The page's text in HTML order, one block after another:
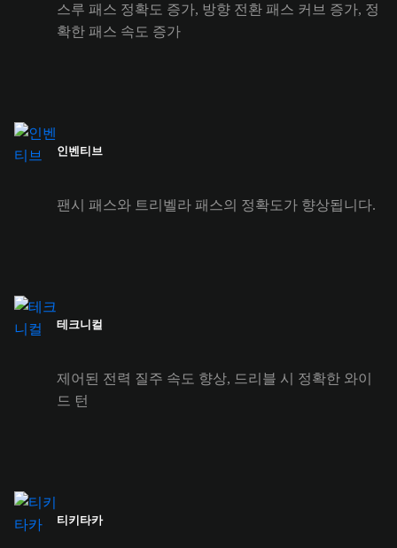
스루 패스 정확도 증가, 방향 전환 패스 커브 증가, 정
확한 패스 속도 증가
인벤티브
팬시 패스와 트리벨라 패스의 정확도가 향상됩니다.
테크니컬
제어된 전력 질주 속도 향상, 드리블 시 정확한 와이
드 턴
티키타카